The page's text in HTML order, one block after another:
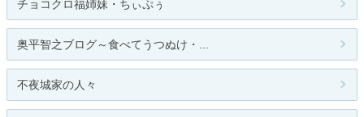
チョコクロ福姉妹・ちぃぷぅ
奥平智之ブログ～食べてうつぬけ・...
不夜城家の人々